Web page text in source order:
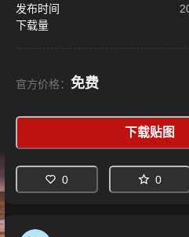
发布时间
下载量
官方价格： 免费
下载贴图
0 0